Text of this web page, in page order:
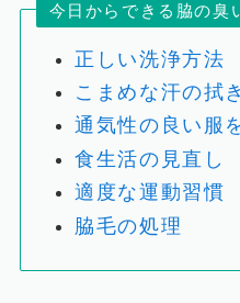
今日からできる脇の臭
正しい洗浄方法
こまめな汗の拭
通気性の良い服
食生活の見直し
適度な運動習慣
脇毛の処理